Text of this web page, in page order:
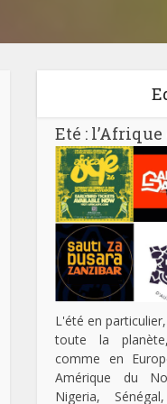
Eté :
L'été en
toute la
comme en
Amérique du
Nigeria,